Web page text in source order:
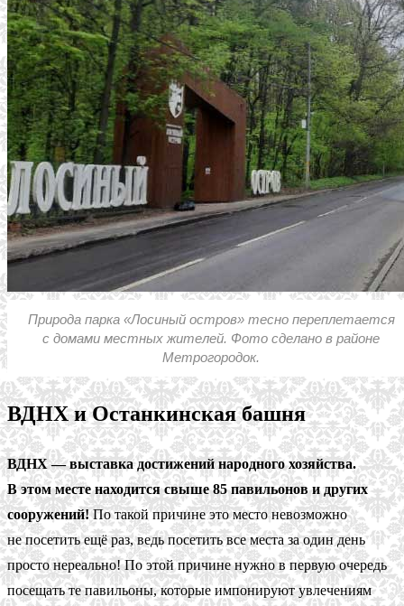
Природа парка «Лосиный остров» тесно переплетается
с домами местных жителей. Фото сделано в районе
Метрогородок.
ВДНХ и Останкинская башня
ВДНХ — выставка достижений народного хозяйства.
В этом месте находится свыше 85 павильонов и других
сооружений!По такой причине это место невозможно
не посетить ещё раз, ведь посетить все места за один день
просто нереально! По этой причине нужно в первую очередь
посещать те павильоны, которые импонируют увлечениям